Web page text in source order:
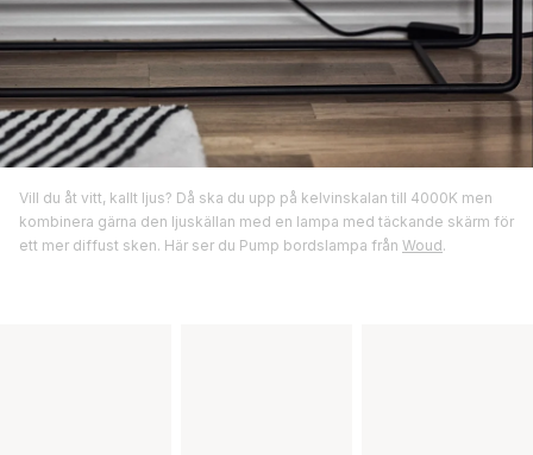
Vill du åt vitt, kallt ljus? Då ska du upp på kelvinskalan till 4000K men
kombinera gärna den ljuskällan med en lampa med täckande skärm för
ett mer diffust sken. Här ser du Pump bordslampa från Woud.